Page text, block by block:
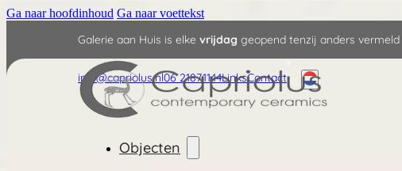
Ga naar hoofdinhoud Ga naar voettekst
Galerie aan Huis is elkevrijdag geopend tenzij anders
info@capriolus.nl06 21871144LinksContactNL
Objecten